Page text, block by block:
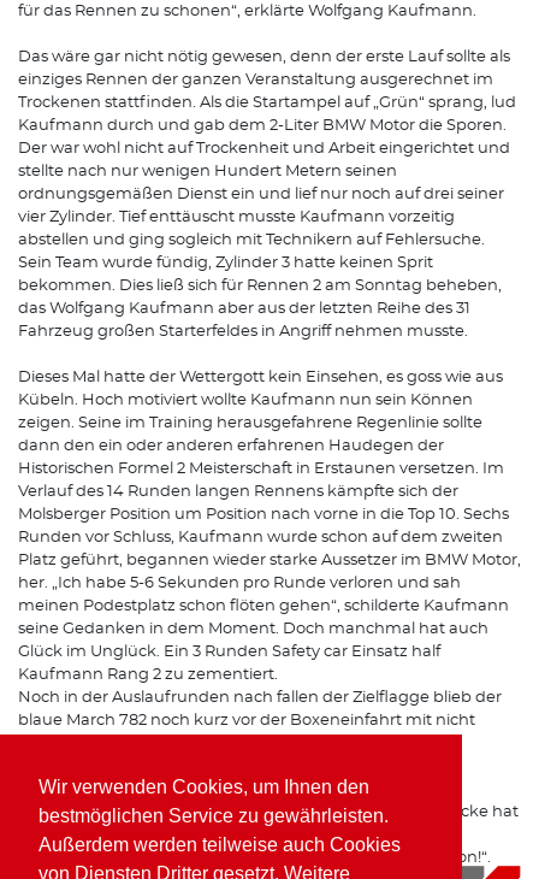
Wir verwenden Cookies, um Ihnen den
bestmöglichen Service zu gewährleisten.
Außerdem werden teilweise auch Cookies
von Diensten Dritter gesetzt. Weitere
für das Rennen zu schonen“, erklärte Wolfgang Kaufmann.
Das wäre gar nicht nötig gewesen, denn der erste Lauf sollte als
einziges Rennen der ganzen Veranstaltung ausgerechnet im
Trockenen stattfinden. Als die Startampel auf „Grün“ sprang, lud
Kaufmann durch und gab dem 2-Liter BMW Motor die Sporen.
Der war wohl nicht auf Trockenheit und Arbeit eingerichtet und
stellte nach nur wenigen Hundert Metern seinen
ordnungsgemäßen Dienst ein und lief nur noch auf drei seiner
vier Zylinder. Tief enttäuscht musste Kaufmann vorzeitig
abstellen und ging sogleich mit Technikern auf Fehlersuche.
Sein Team wurde fündig, Zylinder 3 hatte keinen Sprit
bekommen. Dies ließ sich für Rennen 2 am Sonntag beheben,
das Wolfgang Kaufmann aber aus der letzten Reihe des 31
Fahrzeug großen Starterfeldes in Angriff nehmen musste.
Dieses Mal hatte der Wettergott kein Einsehen, es goss wie aus
Kübeln. Hoch motiviert wollte Kaufmann nun sein Können
zeigen. Seine im Training herausgefahrene Regenlinie sollte
dann den ein oder anderen erfahrenen Haudegen der
Historischen Formel 2 Meisterschaft in Erstaunen versetzen. Im
Verlauf des 14 Runden langen Rennens kämpfte sich der
Molsberger Position um Position nach vorne in die Top 10. Sechs
Runden vor Schluss, Kaufmann wurde schon auf dem zweiten
Platz geführt, begannen wieder starke Aussetzer im BMW Motor,
her. „Ich habe 5-6 Sekunden pro Runde verloren und sah
meinen Podestplatz schon flöten gehen“, schilderte Kaufmann
seine Gedanken in dem Moment. Doch manchmal hat auch
Glück im Unglück. Ein 3 Runden Safety car Einsatz half
Kaufmann Rang 2 zu zementiert.
Noch in der Auslaufrunden nach fallen der Zielflagge blieb der
blaue March 782 noch kurz vor der Boxeneinfahrt mit nicht
„Ein super Abschluss für ein zunächst durchwachsendes
Wochenende“, so das Fazit des Formel 2 Piloten. „Die Strecke hat
auch im Regen richtig Spaß gemacht und ein Sieg war in
Griffweite. Ich freue mich jetzt schon auf die nächste Saison!“.